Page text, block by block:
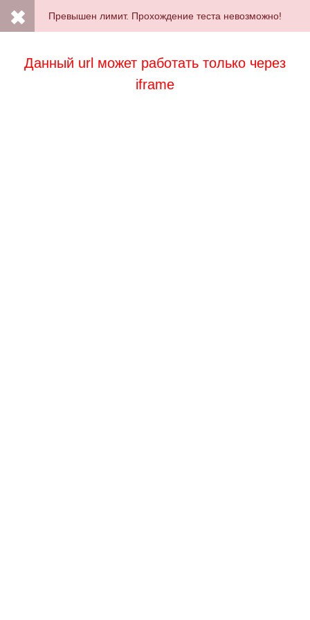
Превышен лимит. Прохождение теста невозможно!
Данный url может работать только через
iframe